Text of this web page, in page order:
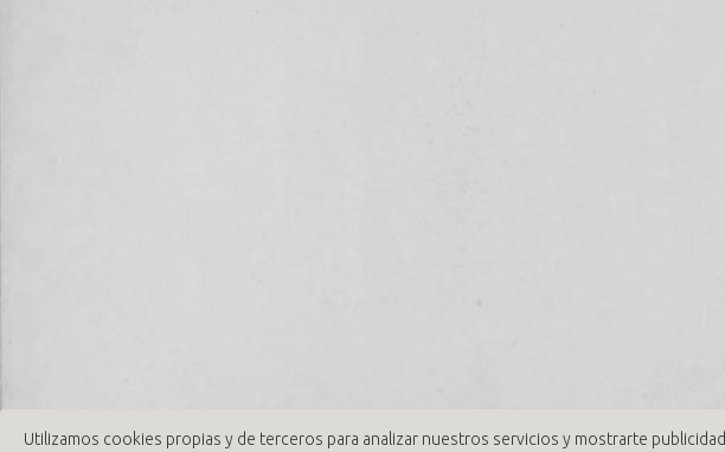
Utilizamos cookies propias y de terceros para analizar nuestros servicios y mostrarte